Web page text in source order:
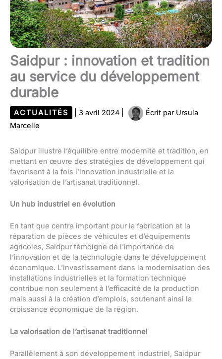
Saidpur : innovation et tradition
au service du développement
durable
ACTUALITÉS 3 avril 2024 Écrit par Ursula
Marcelle
Saidpur illustre l’équilibre entre modernité et tradition, en
mettant en œuvre des stratégies de développement qui
favorisent à la fois l’innovation industrielle et la
valorisation de l’artisanat traditionnel.
Un hub industriel en évolution
En tant que centre important pour la fabrication et la
réparation de pièces de véhicules et d’équipements
agricoles, Saidpur témoigne de l’importance de
l’innovation et de la technologie dans le développement
économique. L’investissement dans la modernisation des
installations industrielles et la formation technique
contribue non seulement à l’efficacité de la production
mais aussi à la création d’emplois, soutenant ainsi la
croissance économique de la région.
La valorisation de l’artisanat traditionnel
Parallèlement à son développement industriel, Saidpur